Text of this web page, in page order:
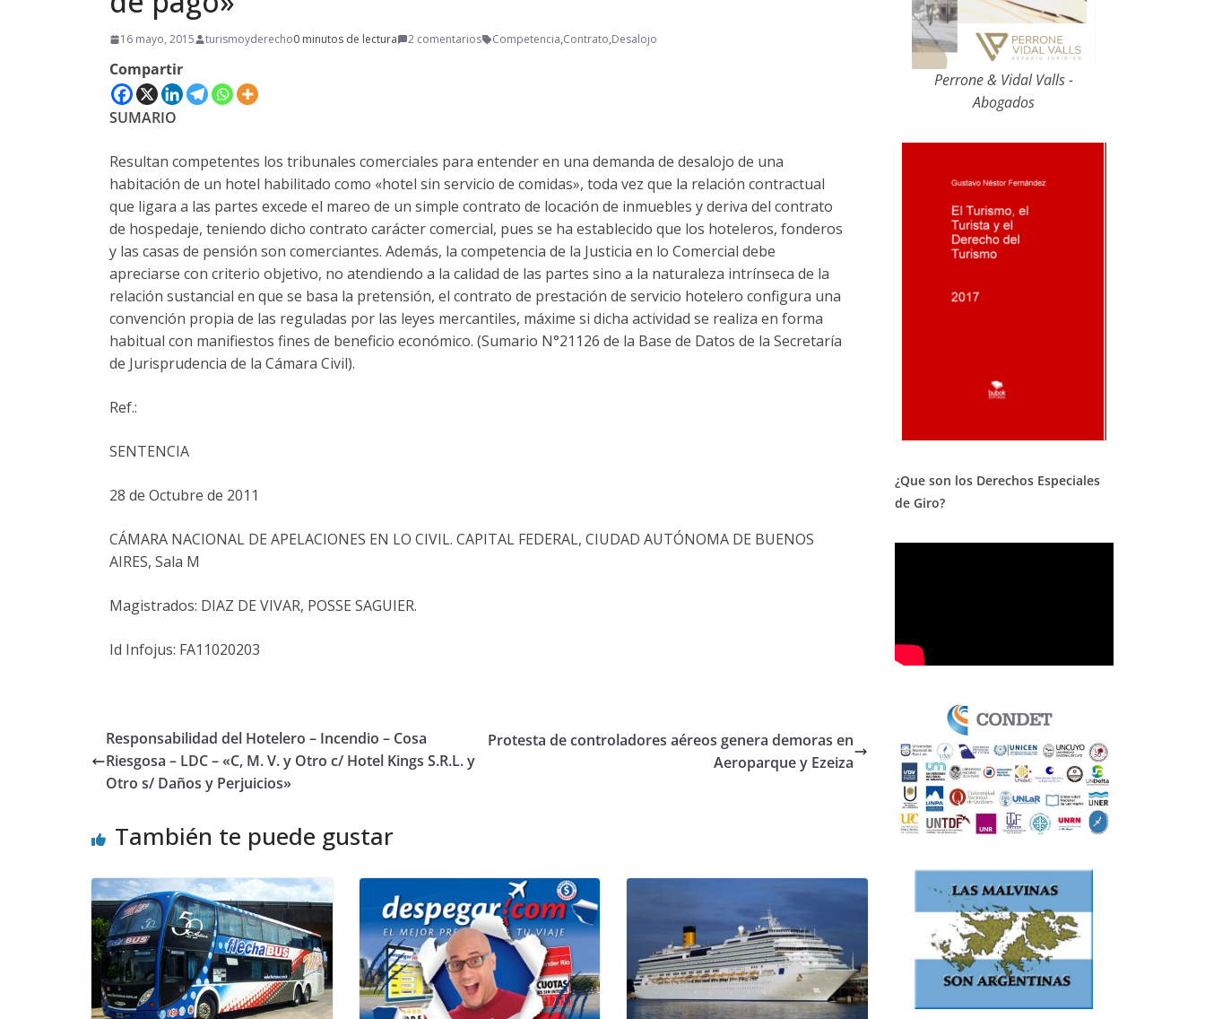
16 mayo, 2015 turismoyderecho0 minutos de lectura 2 comentarios Competencia,Contrato,Desalojo
Compartir
SUMARIO
Resultan competentes los tribunales comerciales para entender en una demanda de desalojo de una
habitación de un hotel habilitado como «hotel sin servicio de comidas», toda vez que la relación contractual
que ligara a las partes excede el mareo de un simple contrato de locación de inmuebles y deriva del contrato
de hospedaje, teniendo dicho contrato carácter comercial, pues se ha establecido que los hoteleros, fonderos
y las casas de pensión son comerciantes. Además, la competencia de la Justicia en lo Comercial debe
apreciarse con criterio objetivo, no atendiendo a la calidad de las partes sino a la naturaleza intrínseca de la
relación sustancial en que se basa la pretensión, el contrato de prestación de servicio hotelero configura una
convención propia de las reguladas por las leyes mercantiles, máxime si dicha actividad se realiza en forma
habitual con manifiestos fines de beneficio económico. (Sumario N°21126 de la Base de Datos de la Secretaría
de Jurisprudencia de la Cámara Civil).
Ref.:
SENTENCIA
28 de Octubre de 2011
CÁMARA NACIONAL DE APELACIONES EN LO CIVIL. CAPITAL FEDERAL, CIUDAD AUTÓNOMA DE BUENOS
AIRES, Sala M
Magistrados: DIAZ DE VIVAR, POSSE SAGUIER.
Id Infojus: FA11020203
Responsabilidad del Hotelero – Incendio – Cosa
Riesgosa – LDC – «C, M. V. y Otro c/ Hotel Kings S.R.L. y
Otro s/ Daños y Perjuicios»
Protesta de controladores aéreos genera demoras en
Aeroparque y Ezeiza
También te puede gustar
Perrone & Vidal Valls -
Abogados
¿Que son los Derechos Especiales
de Giro?